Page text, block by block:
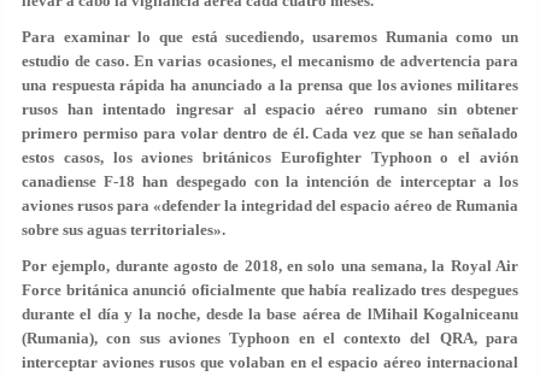
Para examinar lo que está sucediendo, usaremos Rumania como un
estudio de caso. En varias ocasiones, el mecanismo de advertencia para
una respuesta rápida ha anunciado a la prensa que los aviones militares
rusos han intentado ingresar al espacio aéreo rumano sin obtener
primero permiso para volar dentro de él. Cada vez que se han señalado
estos casos, los aviones británicos Eurofighter Typhoon o el avión
canadiense F-18 han despegado con la intención de interceptar a los
aviones rusos para «defender la integridad del espacio aéreo de Rumania
sobre sus aguas territoriales».
Por ejemplo, durante agosto de 2018, en solo una semana, la Royal Air
Force británica anunció oficialmente que había realizado tres despegues
durante el día y la noche, desde la base aérea de lMihail Kogalniceanu
(Rumania), con sus aviones Typhoon en el contexto del QRA, para
interceptar aviones rusos que volaban en el espacio aéreo internacional